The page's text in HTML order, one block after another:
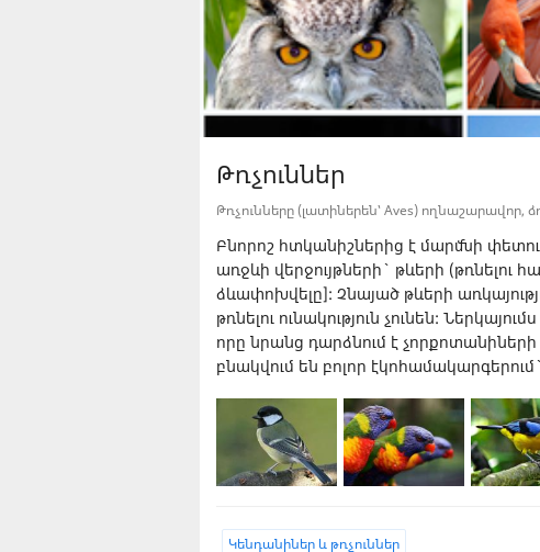
Թռչուններ
Թռչունները (լատիներեն՝ Aves) ողնաշարավոր,
Բնորոշ հտկանիշներից է մարմնի
առջևի վերջույթների` թևերի
ձևափոխվելը]: Չնայած թևերի
թռնելու ունակություն չունեն:
որը նրանց դարձնում է
բնակվում են բոլոր էկոհամակարգերում`
Կենդանիներ և թռչուններ